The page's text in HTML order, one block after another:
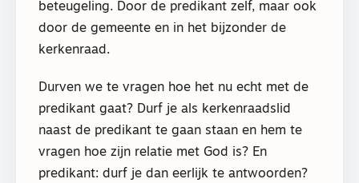
beteugeling. Door de predikant zelf, maar ook
door de gemeente en in het bijzonder de
kerkenraad.
Durven we te vragen hoe het nu echt met de
predikant gaat? Durf je als kerkenraadslid
naast de predikant te gaan staan en hem te
vragen hoe zijn relatie met God is? En
predikant: durf je dan eerlijk te antwoorden?